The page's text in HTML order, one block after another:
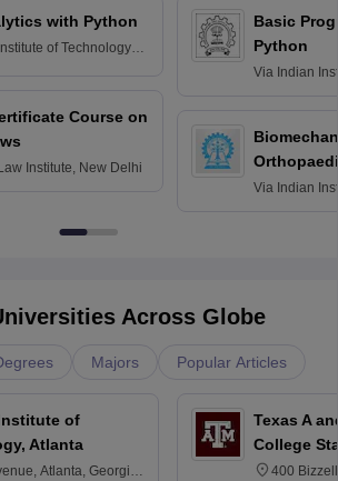
with Python
of Technology
Course on
Institute, New Delhi
Basic
Python
Via Indian
Via Indian
Across Globe
Majors Popular Articles
of
Atlanta
Atlanta, Georgia
Texas A
College
400